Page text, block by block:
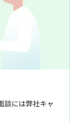
談には弊社キャ